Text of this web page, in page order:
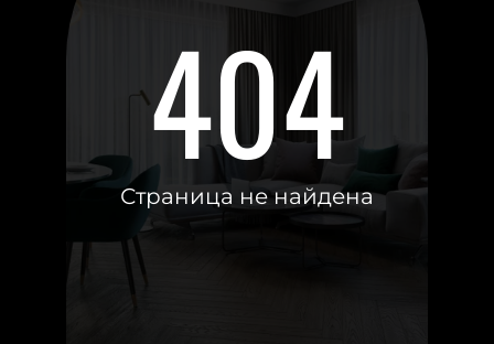
404
Страница не найдена